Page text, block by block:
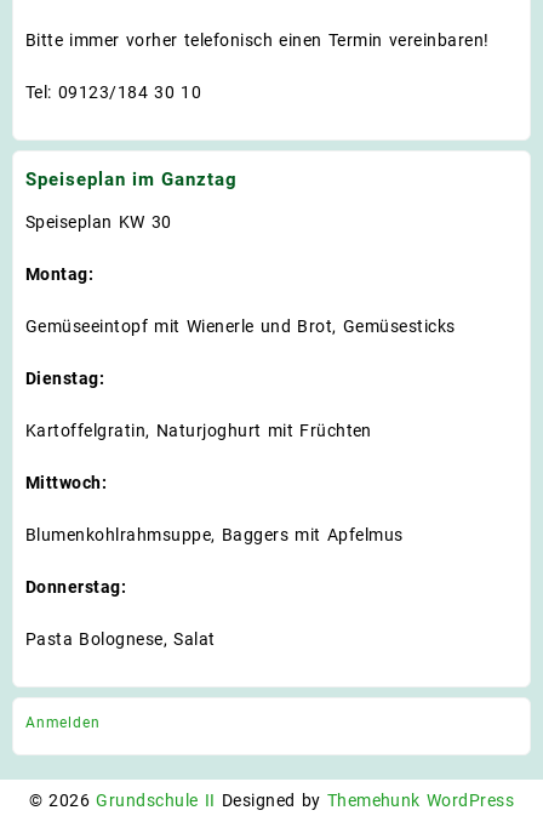
Bitte immer vorher telefonisch einen Termin vereinbaren!
Tel: 09123/184 30 10
Speiseplan im Ganztag
Speiseplan KW 30
Montag:
Gemüseeintopf mit Wienerle und Brot, Gemüsesticks
Dienstag:
Kartoffelgratin, Naturjoghurt mit Früchten
Mittwoch:
Blumenkohlrahmsuppe, Baggers mit Apfelmus
Donnerstag:
Pasta Bolognese, Salat
Anmelden
© 2026Grundschule II Designed by Themehunk WordPress